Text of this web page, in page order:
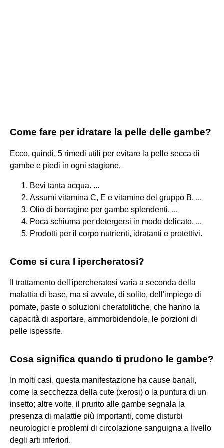
Come fare per idratare la pelle delle gambe?
Ecco, quindi, 5 rimedi utili per evitare la pelle secca di
gambe e piedi in ogni stagione.
Bevi tanta acqua. ...
Assumi vitamina C, E e vitamine del gruppo B. ...
Olio di borragine per gambe splendenti. ...
Poca schiuma per detergersi in modo delicato. ...
Prodotti per il corpo nutrienti, idratanti e protettivi.
Come si cura l ipercheratosi?
Il trattamento dell'ipercheratosi varia a seconda della
malattia di base, ma si avvale, di solito, dell'impiego di
pomate, paste o soluzioni cheratolitiche, che hanno la
capacità di asportare, ammorbidendole, le porzioni di
pelle ispessite.
Cosa significa quando ti prudono le gambe?
In molti casi, questa manifestazione ha cause banali,
come la secchezza della cute (xerosi) o la puntura di un
insetto; altre volte, il prurito alle gambe segnala la
presenza di malattie più importanti, come disturbi
neurologici e problemi di circolazione sanguigna a livello
degli arti inferiori.